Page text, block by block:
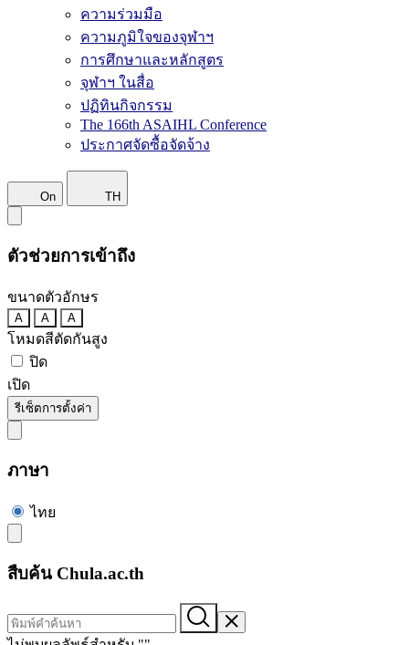
ความร่วมมือ
ความภูมิใจของจุฬาฯ
การศึกษาและหลักสูตร
จุฬาฯ ในสื่อ
ปฏิทินกิจกรรม
The 166th ASAIHL Conference
ประกาศจัดซื้อจัดจ้าง
On TH
ตัวช่วยการเข้าถึง
ขนาดตัวอักษร
A A A
โหมดสีตัดกันสูง
ปิด
เปิด
รีเซ็ตการตั้งค่า
ภาษา
ไทย
สืบค้น Chula.ac.th